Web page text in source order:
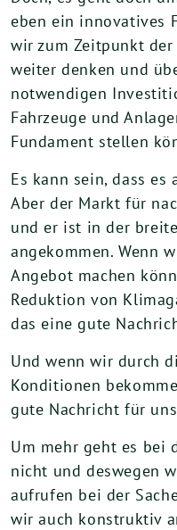
eben ein innovatives
wir zum Zeitpunkt
weiter denken und
notwendigen
Fahrzeuge und
Fundament stellen
Es kann sein, dass
Aber der Markt für
und er ist in der
angekommen. Wenn
Angebot machen
Reduktion von
das eine gute
Und wenn wir durch
Konditionen
gute Nachricht für
Um mehr geht es bei
nicht und deswegen
aufrufen bei der
wir auch konstruktiv